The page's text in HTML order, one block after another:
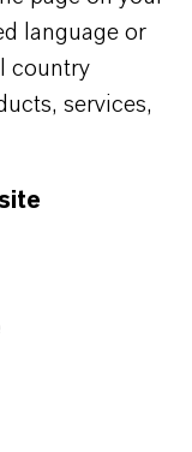
全年业
language or
country
services,